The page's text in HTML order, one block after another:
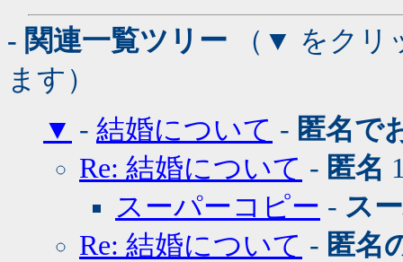
- 関連一覧ツリー （▼ をクリ
ます）
▼ - 結婚について - 匿名で
Re: 結婚について - 匿名
スーパーコピー - ス
Re: 結婚について - 匿名